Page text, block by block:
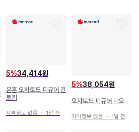
5%34,414원
은혼 오차토모 피규어 긴
토키
지역정보 없음 ・ 1달 전
5%38,054원
오챠토모 피규어 니오
지역정보 없음 ・ 1달 전